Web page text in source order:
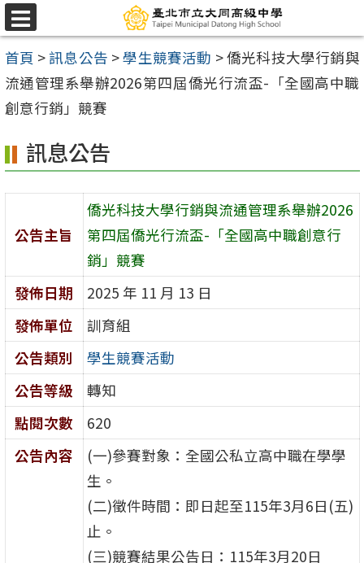
跳
至
主
要
內
區
選
單
首頁 >訊息公告 >學生競賽活動 >僑光科技大學行銷與
流通管理系舉辦2026第四屆僑光行流盃-「全國高中職
創意行銷」競賽
訊息公告
公告主旨
僑光科技大學行銷與流通管理系舉辦2026
第四屆僑光行流盃-「全國高中職創意行
銷」競賽
發佈日期
2025 年 11 月 13 日
發佈單位
訓育組
公告類別
學生競賽活動
公告等級
轉知
點閱次數
620
公告內容
(一)參賽對象：全國公私立高中職在學學
生。
(二)徵件時間：即日起至115年3月6日(五)
止。
(三)競賽結果公告日：115年3月20日